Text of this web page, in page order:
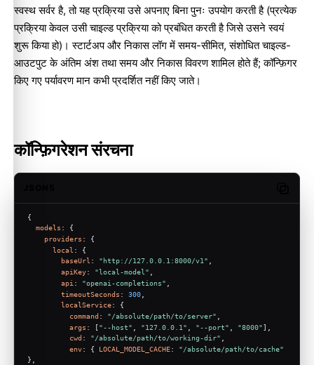
स्वस्थ सर्वर है, तो यह प्रक्रिया उसे अपनाए बिना पुनः उपयोग करती है (प्रत्येक
प्रक्रिया केवल उसी चाइल्ड प्रक्रिया को प्रबंधित करती है जिसे उसने स्वयं
शुरू किया हो)। स्टार्टअप और निकास लॉग में समय-सीमित, संशोधित चाइल्ड-
आउटपुट के अंतिम अंश तथा समय और निकास विवरण शामिल होते हैं; कॉन्फ़िगर
किए गए पर्यावरण मान कभी प्रदर्शित नहीं किए जाते।
कॉन्फ़िगरेशन संरचना
{
models : {
providers : {
local : {
baseUrl : "http://127.0.0.1:8000/v1" ,
apiKey: "local-model"
api : "openai-completions"
timeoutSeconds : 300
localService: {
command : "/absolute/path/to/server"
args : ["--host" "127.0.0.1" "--port" "8000"],
cwd : "/absolute/path/to/working-dir" ,
env: { LOCAL_MODEL_CACHE: "/absolute/path/to/cache"
},